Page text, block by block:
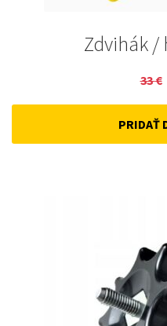
Zdvihák /
33€
PRIDAŤ